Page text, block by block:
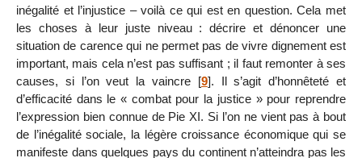
inégalité et l’injustice – voilà ce qui est en question. Cela met
les choses à leur juste niveau : décrire et dénoncer une
situation de carence qui ne permet pas de vivre dignement est
important, mais cela n’est pas suffisant ; il faut remonter à ses
causes, si l’on veut la vaincre [9]. Il s’agit d’honnêteté et
d’efficacité dans le « combat pour la justice » pour reprendre
l’expression bien connue de Pie XI. Si l’on ne vient pas à bout
de l’inégalité sociale, la légère croissance économique qui se
manifeste dans quelques pays du continent n’atteindra pas les